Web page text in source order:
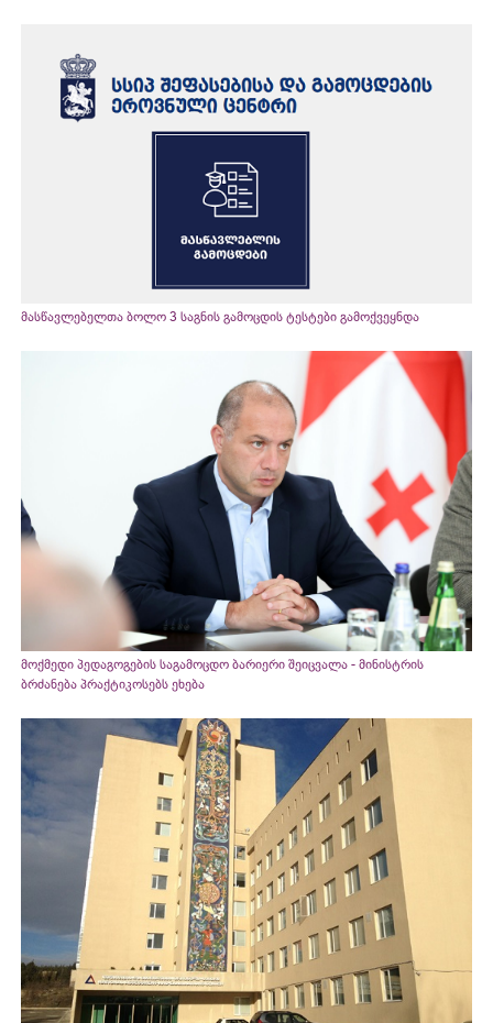
მასწავლებელთა ბოლო 3 საგნის გამოცდის ტესტები გამოქვეყნდა
მოქმედი პედაგოგების საგამოცდო ბარიერი შეიცვალა - მინისტრის
ბრძანება პრაქტიკოსებს ეხება